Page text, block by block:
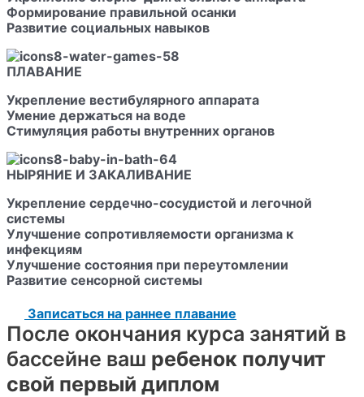
Формирование правильной осанки
Развитие социальных навыков
ПЛАВАНИЕ
Укрепление вестибулярного аппарата
Умение держаться на воде
Стимуляция работы внутренних органов
НЫРЯНИЕ И ЗАКАЛИВАНИЕ
Укрепление сердечно-сосудистой и легочной
системы
Улучшение сопротивляемости организма к
инфекциям
Улучшение состояния при переутомлении
Развитие сенсорной системы
Записаться на раннее плавание
После окончания курса занятий в
бассейне ваш ребенок получит
свой первый диплом